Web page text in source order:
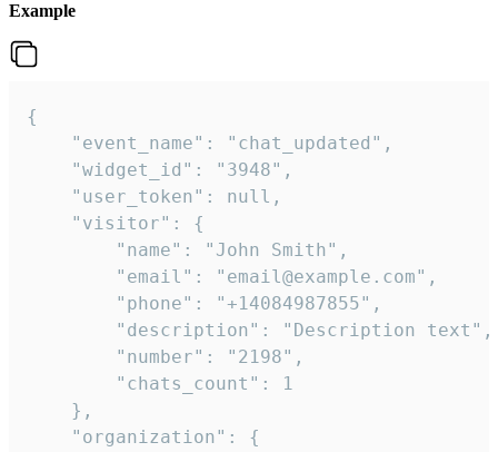
Example
{
    "event_name": "chat_updated",
    "widget_id": "3948",
    "user_token": null,
    "visitor": {
        "name": "John Smith",
        "email": "email@example.com",
        "phone": "+14084987855",
        "description": "Description text",
        "number": "2198",
        "chats_count": 1
    },
    "organization": {